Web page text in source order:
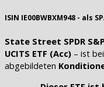
ISIN IE00BWBXM948 - als
State Street SPDR S&P
UCITS ETF (Acc) – ist
abgebildeten